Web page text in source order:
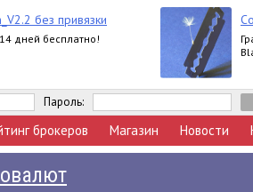
без привязки
дней бесплатно!
Пароль:
брокеров Магазин Новости